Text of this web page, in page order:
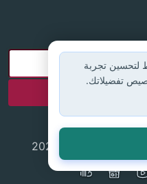
أون لاين © 2025
لتحسين تجربة
تفضيلاتك.